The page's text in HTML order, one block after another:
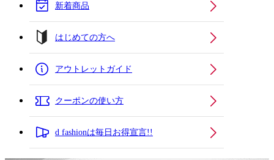
新着商品
はじめての方へ
アウトレットガイド
クーポンの使い方
d fashionは毎日お得宣言!!